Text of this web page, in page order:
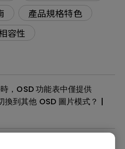
產品規格特色
容性
，OSD 功能表中僅提供
換到其他 OSD 圖片模式？ |